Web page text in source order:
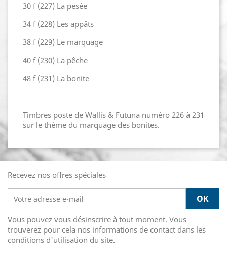
30 f (227) La pesée
34 f (228) Les appâts
38 f (229) Le marquage
40 f (230) La pêche
48 f (231) La bonite
Timbres poste de Wallis & Futuna numéro 226 à 231
sur le thème du marquage des bonites.
Recevez nos offres spéciales
Vous pouvez vous désinscrire à tout moment. Vous
trouverez pour cela nos informations de contact dans les
conditions d'utilisation du site.